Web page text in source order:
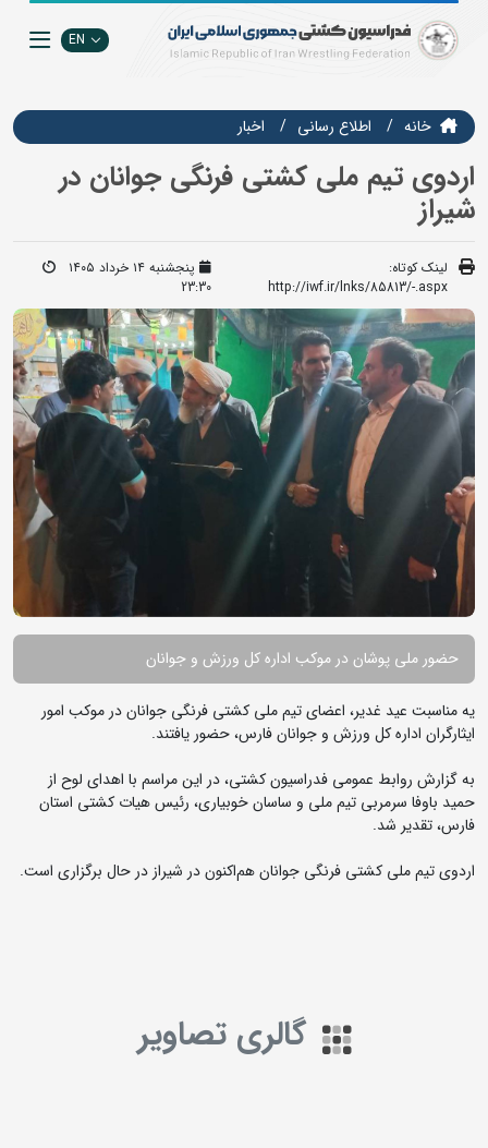
EN
خانه اطلاع رسانی اخبار
اردوی تیم ملی کشتی فرنگی جوانان در
شیراز
لینک کوتاه:
http://iwf.ir/lnks/85813/-.aspx
پنجشنبه ۱۴ خرداد ۱۴۰۵
23:30
حضور ملی پوشان در موکب اداره کل ورزش و جوانان
یه مناسبت عید غدیر، اعضای تیم ملی کشتی فرنگی جوانان در موکب امور
ایثارگران اداره کل ورزش و جوانان فارس، حضور یافتند.
به گزارش روابط عمومی فدراسیون کشتی، در این مراسم با اهدای لوح از
حمید باوفا سرمربی تیم ملی و ساسان خوبیاری، رئیس هیات کشتی استان
فارس، تقدیر شد.
اردوی تیم ملی کشتی فرنگی جوانان هم‌اکنون در شیراز در حال برگزاری است.
گالری تصاویر